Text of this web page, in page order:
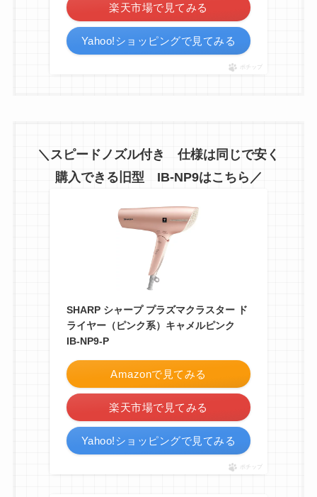
楽天市場で見てみる
Yahoo!ショッピングで見てみる
ポチップ
＼スピードノズル付き 仕様は同じで安く
購入できる旧型 IB-NP9はこちら／
SHARP シャープ プラズマクラスター ド
ライヤー（ピンク系）キャメルピンク
IB-NP9-P
Amazonで見てみる
楽天市場で見てみる
Yahoo!ショッピングで見てみる
ポチップ